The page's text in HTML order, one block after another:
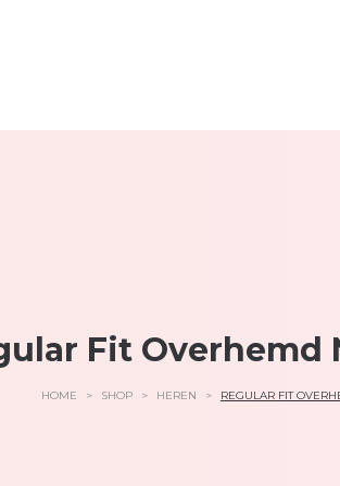
Fit Overhemd
HOME > SHOP > HEREN > REGULAR FIT